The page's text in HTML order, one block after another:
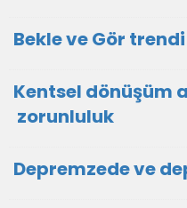
Bekle ve Gör trendi
Kentsel dönüşüm
zorunluluk
Depremzede ve